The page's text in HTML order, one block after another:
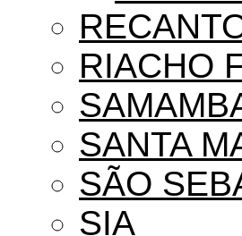
RIACHO
SANTA
SÃO
SIA